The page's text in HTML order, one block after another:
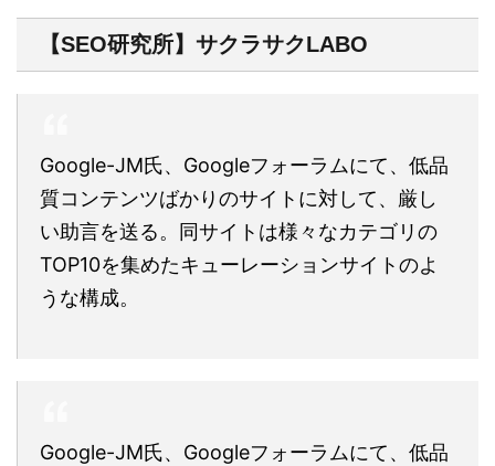
【SEO研究所】サクラサクLABO
Google-JM氏、Googleフォーラムにて、低品
質コンテンツばかりのサイトに対して、厳し
い助言を送る。同サイトは様々なカテゴリの
TOP10を集めたキューレーションサイトのよ
うな構成。
Google-JM氏、Googleフォーラムにて、低品